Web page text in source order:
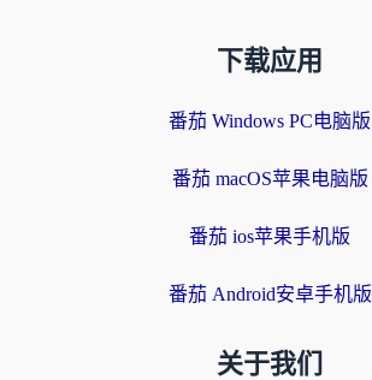
下载应用
番茄 Windows PC电脑版
番茄 macOS苹果电脑版
番茄 ios苹果手机版
番茄 Android安卓手机版
关于我们